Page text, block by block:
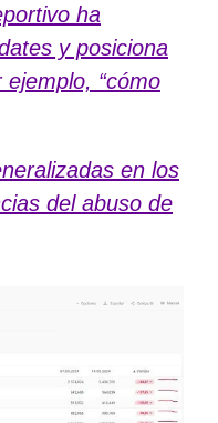
ha
y posiciona
“cómo
en los
del abuso de